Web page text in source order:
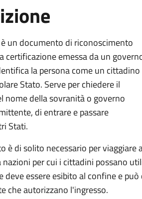
un documento di riconoscimento
certificazione emessa da un
la persona come un cittadino
Stato. Serve per chiedere il
nome della sovranità o governo
di entrare e passare
Stati.
è di solito necessario per
per cui i cittadini possano
deve essere esibito al confine e
che autorizzano l'ingresso.